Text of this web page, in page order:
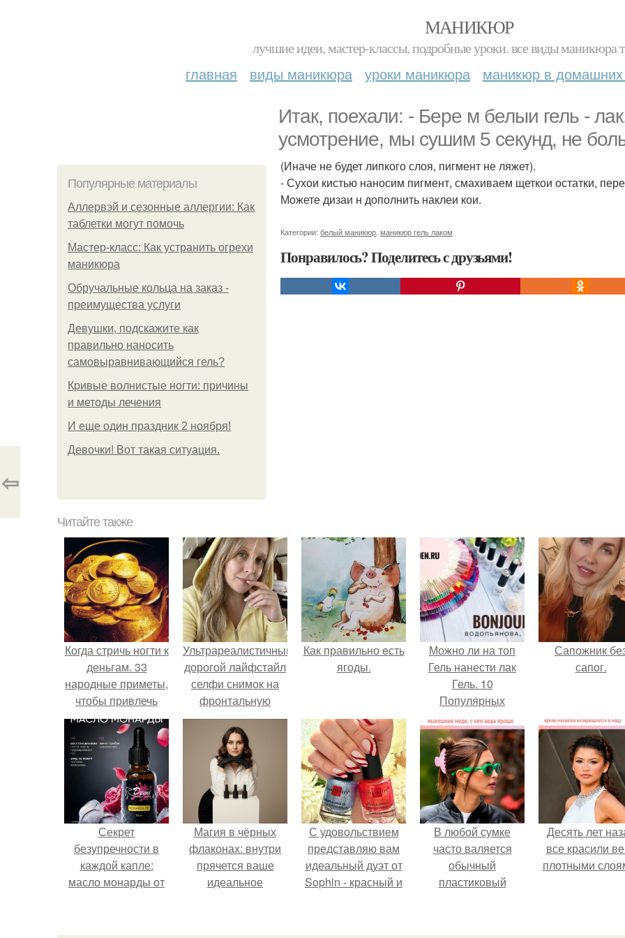
МАНИКЮР
лучшие идеи, мастер-классы, подробные уроки. все виды маникюра
главная виды маникюра уроки маникюра маникюр в домашних
Итак, поехали: - Бере м белыи гель -
усмотрение, мы сушим 5 секунд, не
Популярные материалы
Аллервэй и сезонные аллергии: Как
таблетки могут помочь
Мастер-класс: Как устранить огрехи
маникюра
Обручальные кольца на заказ -
преимущества услуги
Девушки, подскажите как
правильно наносить
самовыравнивающийся гель?
Кривые волнистые ногти: причины
и методы лечения
И еще один праздник 2 ноября!
Девочки! Вот такая ситуация.
(Иначе не будет липкого слоя, пигмент не ляжет).
- Сухои кистью наносим пигмент, смахиваем щеткои остатки,
Можете дизаи н дополнить наклеи кои.
Категории: белый маникюр маникюр гель лаком
Понравилось? Поделитесь с друзьями!
⇦
Читайте также
Когда стричь ногти к
деньгам. 33
народные приметы,
чтобы привлечь
деньги в дом.
Ультрареалистичный
дорогой лайфстайл
селфи снимок на
фронтальную
камеру.
Как правильно eсть
ягоды.
Можно ли на топ
Гель нанести лак
Гель. 10
Популярных
вопросов о Гель –
лаках от
профессионалов.
Сапожник
сапог.
Секрет
безупречности в
каждой капле:
масло монарды от
Магия в чёрных
флаконах: внутри
прячется ваше
идеальное
С удовольствием
представляю вам
идеальный дуэт от
Sophin - красный и
номер 0262.
В любой сумке
часто валяется
обычный
пластиковый
Десять лет
все красили
плотными